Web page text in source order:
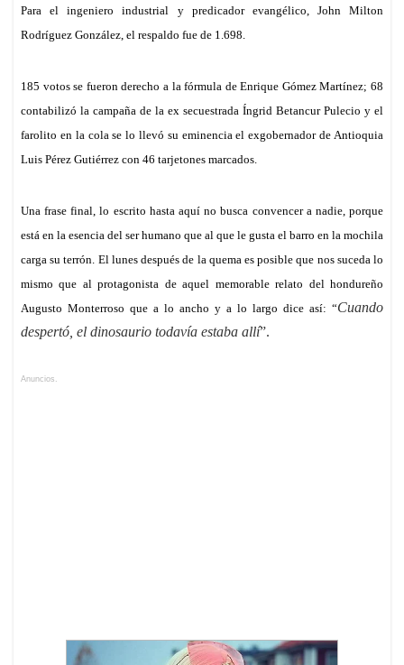
Para el ingeniero industrial y predicador evangélico, John Milton
Rodríguez González, el respaldo fue de 1.698.
185 votos se fueron derecho a la fórmula de Enrique Gómez Martínez; 68
contabilizó la campaña de la ex secuestrada Íngrid Betancur Pulecio y el
farolito en la cola se lo llevó su eminencia el exgobernador de Antioquia
Luis Pérez Gutiérrez con 46 tarjetones marcados.
Una frase final, lo escrito hasta aquí no busca convencer a nadie, porque
está en la esencia del ser humano que al que le gusta el barro en la mochila
carga su terrón. El lunes después de la quema es posible que nos suceda lo
mismo que al protagonista de aquel memorable relato del hondureño
Augusto Monterroso que a lo ancho y a lo largo dice así: “Cuando
despertó, el dinosaurio todavía estaba allí”.
Anuncios.